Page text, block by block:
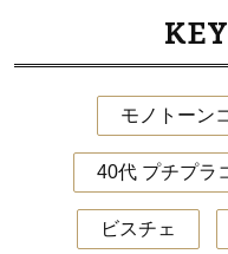
モノトーン
40代 プチプラ
ビスチェ